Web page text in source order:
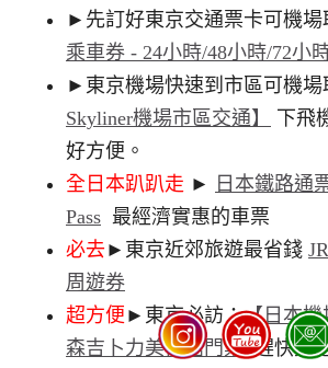
►先訂好東京交通票卡可機場
乘車券 - 24小時/48小時/72小時
►東京機場快速到市區可機場
Skyliner機場市區交通】
下飛
好方便。
全日本趴趴走 ►
日本鐵路通
Pass 最經濟實惠的車票
必去►東京近郊旅遊最省錢
周遊券
超方便 ►東京必訪：【日本機
森吉卜力美術館門票趕快擁